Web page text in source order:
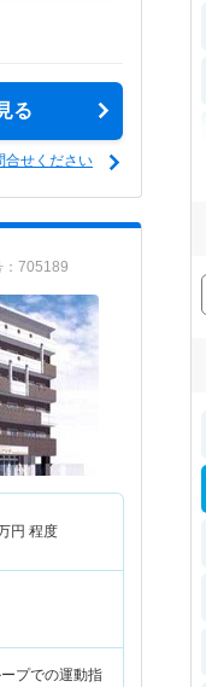
る
せください
705189
円 程度
プでの運動指